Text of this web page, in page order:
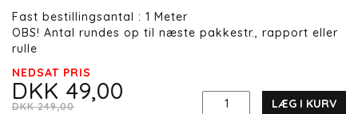
Fast bestillingsantal : 1 Meter
OBS! Antal rundes op til næste pakkestr., rapport eller
rulle
NEDSAT PRIS
DKK 49,00
DKK 249,00 LÆG I KURV